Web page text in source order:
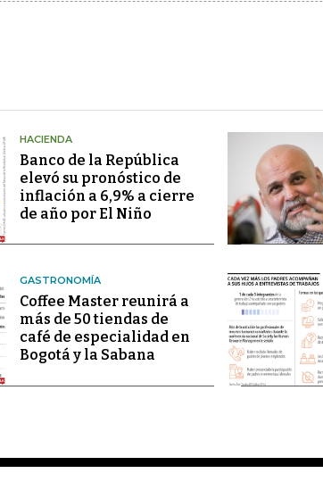
HACIENDA
Banco de la República
elevó su pronóstico de
inflación a 6,9% a cierre
de año por El Niño
GASTRONOMÍA
Coffee Master reunirá a
más de 50 tiendas de
café de especialidad en
Bogotá y la Sabana